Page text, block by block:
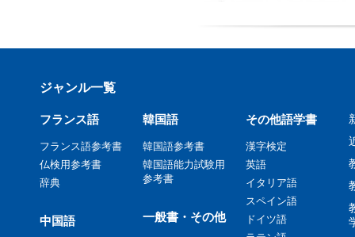
ジャンル一覧
フランス語
フランス語参考書
仏検用参考書
辞典
中国語
韓国語
韓国語参考書
韓国語能力試験用
参考書
一般書・その他
その他語学書
漢字検定
英語
イタリア語
スペイン語
ドイツ語